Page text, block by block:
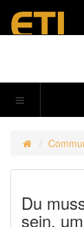
Du
sein,